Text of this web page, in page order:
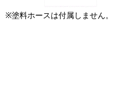
※塗料ホースは付属しません。